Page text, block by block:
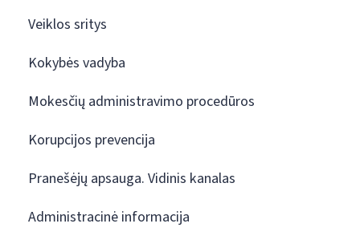
Veiklos sritys
Kokybės vadyba
Mokesčių administravimo procedūros
Korupcijos prevencija
Pranešėjų apsauga. Vidinis kanalas
Administracinė informacija